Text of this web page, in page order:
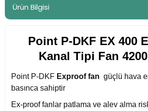
Ürün Bilgisi
Point P-DKF EX 400
Kanal Tipi Fan
Point P-DKF Exproof fan güçlü hava
basınca sahiptir
Ex-proof fanlar patlama ve alev alma